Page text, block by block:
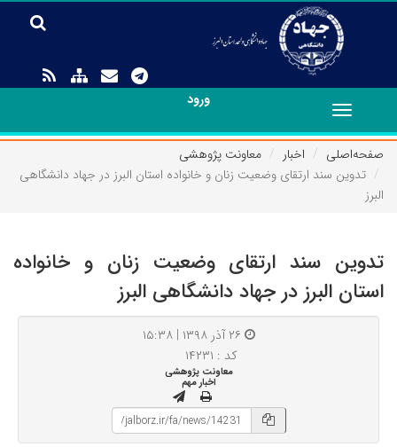
ورود
Toggle
navigation
صفحه‌اصلی
اخبار
معاونت پژوهشی
تدوین سند ارتقای وضعیت زنان و خانواده استان البرز در جهاد دانشگاهی
البرز
تدوین سند ارتقای وضعیت زنان و خانواده
استان البرز در جهاد دانشگاهی البرز
کد : ۱۴۲۳۱
معاونت پژوهشی
اخبار مهم